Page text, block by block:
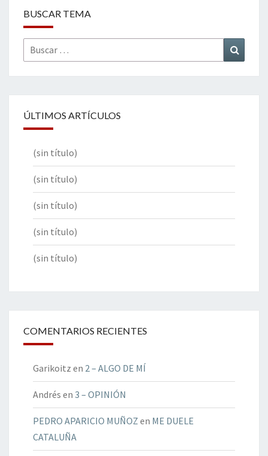
BUSCAR TEMA
Buscar
por:
ÚLTIMOS ARTÍCULOS
(sin título)
(sin título)
(sin título)
(sin título)
(sin título)
COMENTARIOS RECIENTES
Garikoitz en 2 – ALGO DE MÍ
Andrés en 3 – OPINIÓN
PEDRO APARICIO MUÑOZ en ME DUELE
CATALUÑA